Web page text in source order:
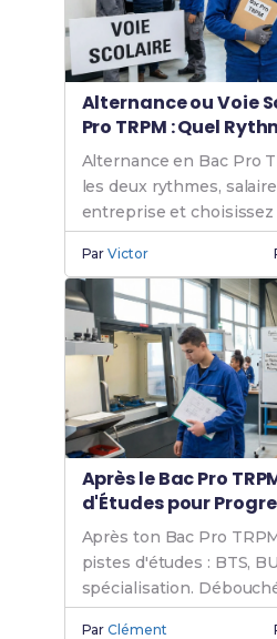
Alternance ou Voie
Pro TRPM : Quel
Alternance en Bac Pro
les deux rythmes,
entreprise et
vous convient.
ParVictor
Après le Bac Pro
d'Études pour
Après ton Bac Pro
pistes d'études : BTS,
spécialisation.
Parcoursup.
ParClément